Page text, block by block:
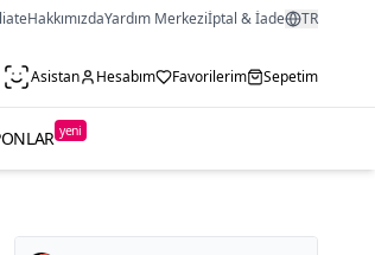
HakkımızdaYardım Merkeziİptal & İade TR
Asistan Hesabım Favorilerim Sepetim
yeni